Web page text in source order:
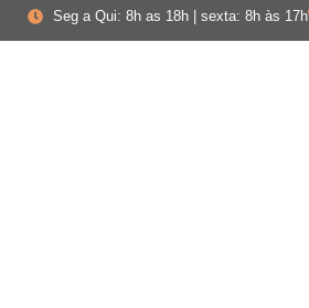
Seg a Qui: 8h as 18h | sexta: 8h às 17h